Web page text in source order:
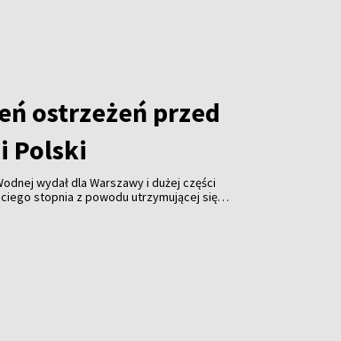
ostrzeżeń przed
Polski
wydał dla Warszawy i dużej części
stopnia z powodu utrzymującej się